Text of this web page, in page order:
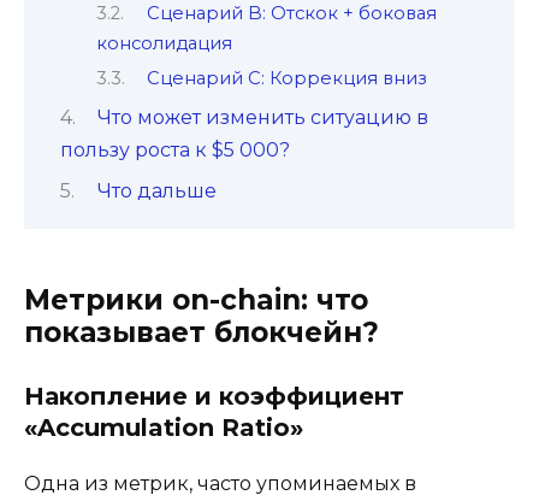
Сценарий B: Отскок + боковая
консолидация
Сценарий C: Коррекция вниз
Что может изменить ситуацию в
пользу роста к $5 000?
Что дальше
Метрики on-chain: что
показывает блокчейн?
Накопление и коэффициент
«Accumulation Ratio»
Одна из метрик, часто упоминаемых в